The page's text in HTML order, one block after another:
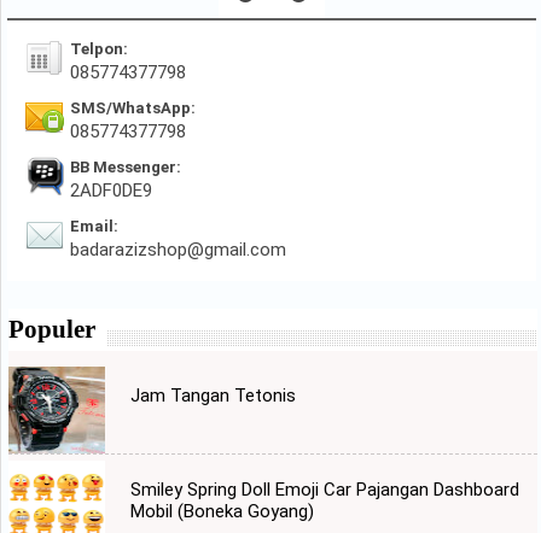
Telpon:
085774377798
SMS/WhatsApp:
085774377798
BB Messenger:
2ADF0DE9
Email:
badarazizshop@gmail.com
Populer
Jam Tangan Tetonis
Smiley Spring Doll Emoji Car Pajangan Dashboard
Mobil (Boneka Goyang)